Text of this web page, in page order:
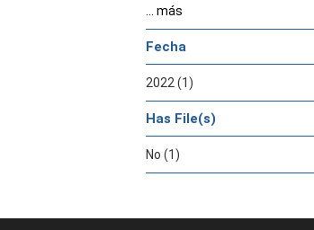
... más
Fecha
2022 (1)
Has File(s)
No (1)